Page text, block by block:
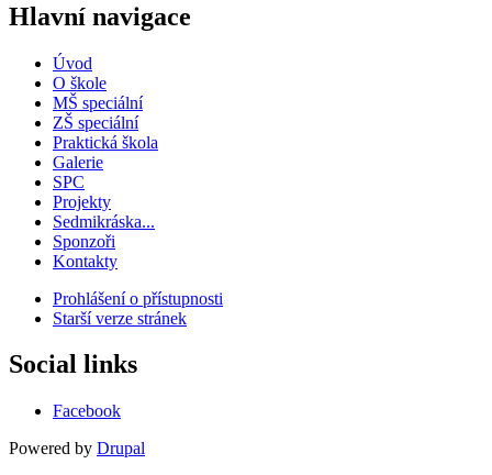
Hlavní navigace
Úvod
O škole
MŠ speciální
ZŠ speciální
Praktická škola
Galerie
SPC
Projekty
Sedmikráska...
Sponzoři
Kontakty
Menu
patičky
Prohlášení o přístupnosti
Starší verze stránek
Social links
Facebook
Powered by Drupal